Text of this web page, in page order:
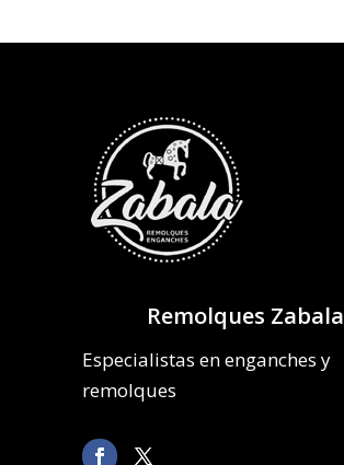
Remolques Zabala
Especialistas en enganches y
remolques